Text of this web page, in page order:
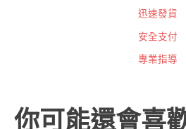
迅速發貨
安全支付
專業指導
你可能還會喜